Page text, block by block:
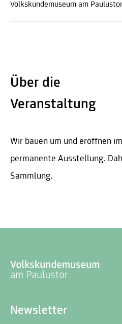
Volkskundemuseum am Paulustor
Über die
Veranstaltung
Wir bauen um und eröffnen
permanente Ausstellung.
Sammlung.
Newsletter